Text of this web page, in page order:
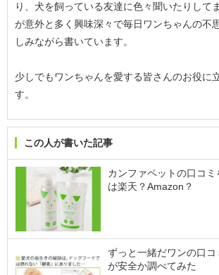
り、犬を飼っている友達に色々聞いたりして
が意外と多く興味深々で毎日ワンちゃんの不
しみながら書いています。
少しでもワンちゃんを愛する皆さんのお役に
す。
この人が書いた記事
カンファペットの口コ
は楽天？Amazon？
ずっと一緒だワンの口
が安全か調べてみた